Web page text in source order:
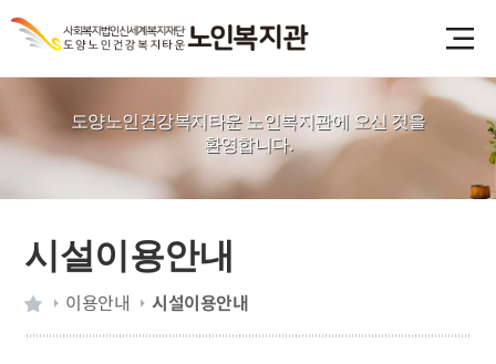
도양노인건강복지타운 노인복지관에 오신 것을
환영합니다.
시설이용안내
이용안내 시설이용안내